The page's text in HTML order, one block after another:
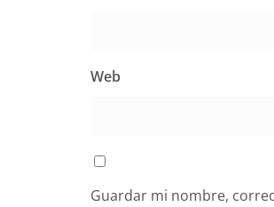
Web
Guardar mi nombre,